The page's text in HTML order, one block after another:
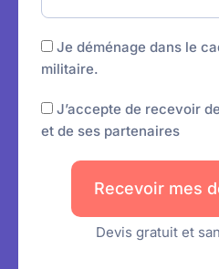
lb
a
g
m
i
i
t
Je déménage dans le
militaire.
O
p
J’accepte de recevoir
et de ses partenaires
Recevoir mes
Devis gratuit et